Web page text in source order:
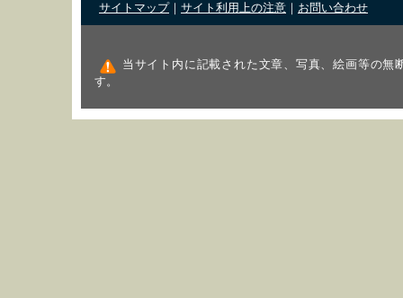
サイトマップ サイト利用上の注意 お問い合わせ
当サイト内に記載された文章、写真、絵画等の無
す。